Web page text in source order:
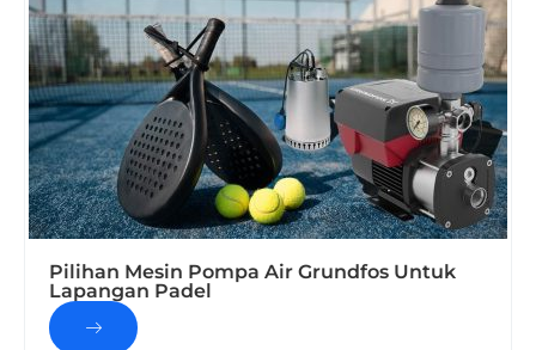
Pilihan Mesin Pompa Air Grundfos Untuk
Lapangan Padel